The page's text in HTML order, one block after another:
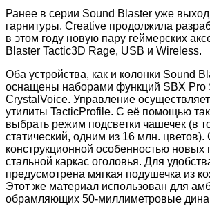
Ранее в серии Sound Blaster уже
гарнитуры. Creative продолжила
в этом году новую пару геймерских
Blaster Tactic3D Rage, USB и Wireless.
Оба устройства, как и колонки Sound
оснащены наборами функций SBX Pro
CrystalVoice. Управление
утилиты TacticProfile. C её помощью
выбрать режим подсветки чашечек (в
статический, одним из 16 млн. цветов).
конструкционной особенностью новых
стальной каркас оголовья. Для
предусмотрена мягкая подушечка из
Этот же материал использован для
обрамляющих 50-миллиметровые